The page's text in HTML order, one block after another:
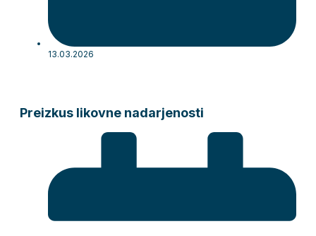
13.03.2026
Preizkus likovne nadarjenosti